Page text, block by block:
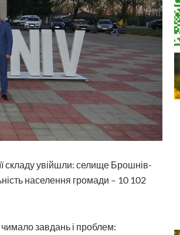
складу увійшли: селище Брошнів-
населення громади – 10 102
завдань і проблем: